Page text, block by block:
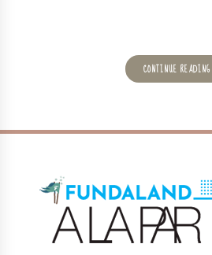
CONTINUE READING